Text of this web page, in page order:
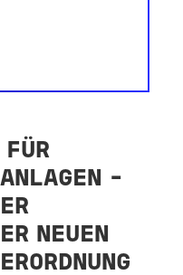
FÜR
–
NEUEN